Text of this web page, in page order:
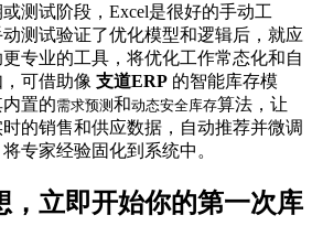
测试阶段，Excel是很好的手动工
测试验证了优化模型和逻辑后，就应
专业的工具，将优化工作常态化和自
可借助像 支道ERP 的智能库存模
置的需求预测 和动态安全库存算法，让
的销售和供应数据，自动推荐并微调
专家经验固化到系统中。
，立即开始你的第一次库